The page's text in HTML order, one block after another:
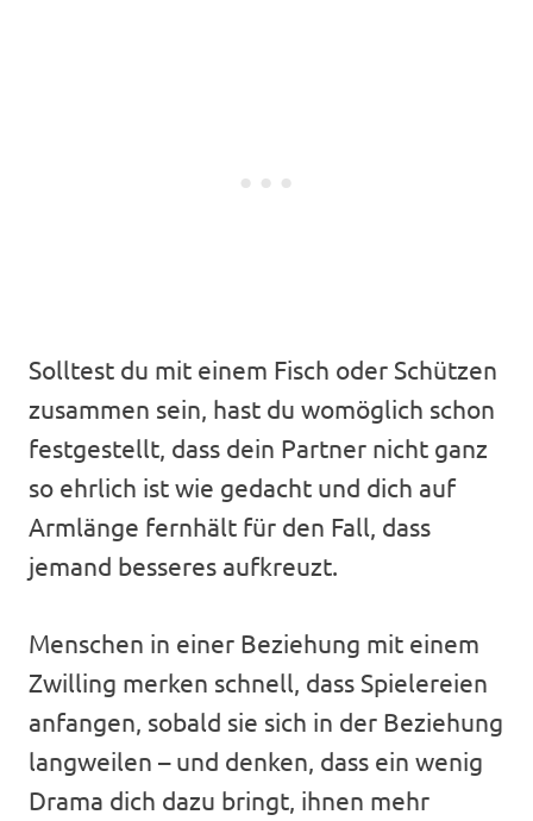
Solltest du mit einem Fisch oder Schützen
zusammen sein, hast du womöglich schon
festgestellt, dass dein Partner nicht ganz
so ehrlich ist wie gedacht und dich auf
Armlänge fernhält für den Fall, dass
jemand besseres aufkreuzt.
Menschen in einer Beziehung mit einem
Zwilling merken schnell, dass Spielereien
anfangen, sobald sie sich in der Beziehung
langweilen – und denken, dass ein wenig
Drama dich dazu bringt, ihnen mehr